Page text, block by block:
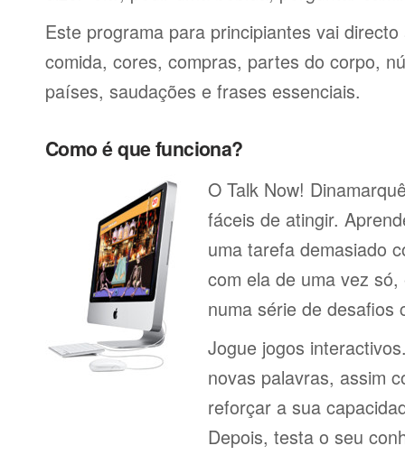
Este programa para principiantes vai
comida, cores, compras, partes do corpo,
países, saudações e frases essenciais.
Como é que funciona?
O Talk Now!
fáceis de atingir.
uma tarefa demasiado
com ela de uma vez
numa série de desafios
Jogue jogos
novas palavras, assim
reforçar a sua
Depois, testa o seu